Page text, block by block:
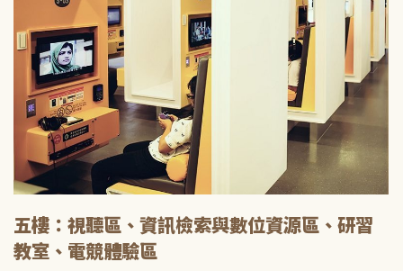
五樓：視聽區、資訊檢索與數位資源區、研習
教室、電競體驗區